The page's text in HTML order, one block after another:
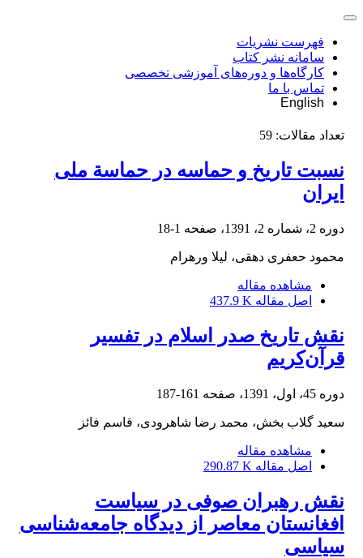
فهرست نشریات
سامانه نشر کتاب
کارگاه‌ها و دوره‌های آموزشی تخصصی
تماس با ما
English
تعداد مقالات: 59
نسبت تاریخ و حماسه در حماسة ملی
ایران
دوره 2، شماره 2، 1391، صفحه 1-18
محمود حعفری دهقی، لیلا ورهرام
مشاهده مقاله
اصل مقاله 437.9 K
نقش تاریخ صدر اسلام در تفسیر
قرآن‌کریم
دوره 45، اول، 1391، صفحه 161-187
سعید گلاب بخش، محمد رضا شاهرودی، قاسم فائز
مشاهده مقاله
اصل مقاله 290.87 K
نقش رهبران صوفی در سیاست
افغانستان معاصر از دیدگاه جامعه‌شناسی
سیاسی